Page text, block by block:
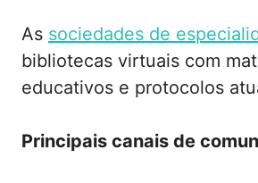
As sociedades de
bibliotecas virtuais com
educativos e protocolos
Principais canais de